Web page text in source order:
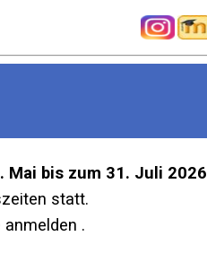
Mai bis zum 31. Juli 2026
statt.
.